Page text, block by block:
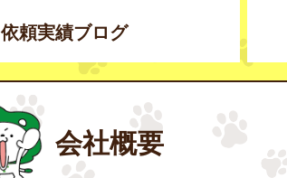
依頼実績ブログ
会社概要